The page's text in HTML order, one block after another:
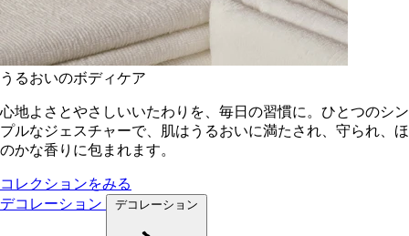
うるおいのボディケア
心地よさとやさしいいたわりを、毎日の習慣に。ひとつのシン
プルなジェスチャーで、肌はうるおいに満たされ、守られ、ほ
のかな香りに包まれます。
コレクションをみる
デコレーション
デコレーション